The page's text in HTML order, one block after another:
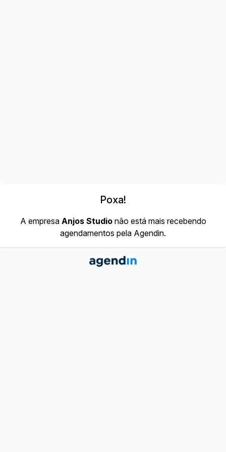
Poxa!
A empresa Anjos Studionão está mais recebendo
agendamentos pela Agendin.